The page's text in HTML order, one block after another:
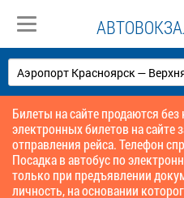
Билеты на сайте продаются
электронных билетов на сайте
отправления рейса. Телефон
Посадка в автобус по
только при предъявлении
личность, на основании